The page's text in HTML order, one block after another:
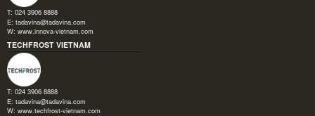
T: 024 3906 8888
E: tadavina@tadavina.com
W: www.innova-vietnam.com
TECHFROST VIETNAM
T: 024 3906 8888
E: tadavina@tadavina.com
W: www.techfrost-vietnam.com